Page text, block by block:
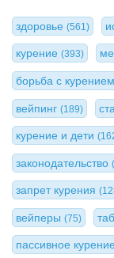
здоровье (561)
курение (393)
борьба с курением
вейпинг (189)
курение и дети
законодательство
запрет курения
вейперы (75)
пассивное курение